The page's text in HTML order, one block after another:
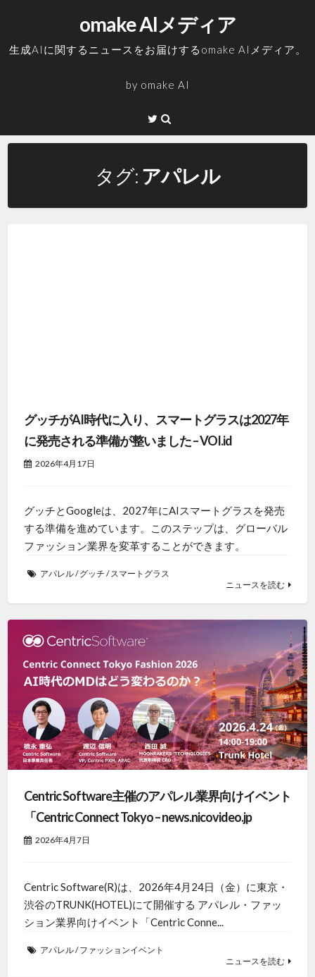
ッ
omake AIメディア
生成AIに関するニュースをお届けするomake AIメディア。
by omake AI
Twitter
タグ: アパレル
グッチがAI時代に入り、スマートグラスは2027年
に発売される準備が整いました – VOI.id
2026年4月17日
グッチとGoogleは、2027年にAIスマートグラスを発売
する準備を進めています。このステップは、グローバル
ファッション業界を変革することができます。
アパレル/グッチ /スマートグラス
ニュースを読む
Centric Software主催のアパレル業界向けイベント
「Centric Connect Tokyo – news.nicovideo.jp
2026年4月7日
Centric Software(R)は、2026年4月24日（金）に東京・
渋谷のTRUNK(HOTEL)にて開催する アパレル・ファッ
ション業界向けイベント「Centric Conne...
アパレル/ファッションイベント
ニュースを読む